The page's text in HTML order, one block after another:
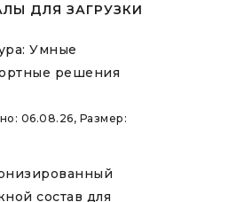
ДЛЯ ЗАГРУЗКИ
Умные
решения
06.08.26, Размер:
состав для